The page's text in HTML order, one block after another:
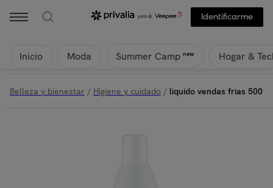
Identificarme
Inicio Moda Summer Camp new Hogar &
Belleza y bienestar / Higiene y cuidado / liquido vendas frias 500